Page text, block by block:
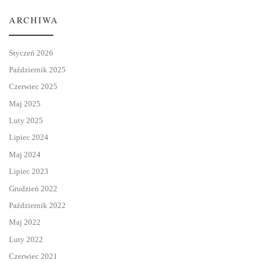
ARCHIWA
Styczeń 2026
Październik 2025
Czerwiec 2025
Maj 2025
Luty 2025
Lipiec 2024
Maj 2024
Lipiec 2023
Grudzień 2022
Październik 2022
Maj 2022
Luty 2022
Czerwiec 2021